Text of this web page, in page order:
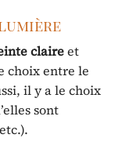
claireet
choix entre le
il y a le choix
sont